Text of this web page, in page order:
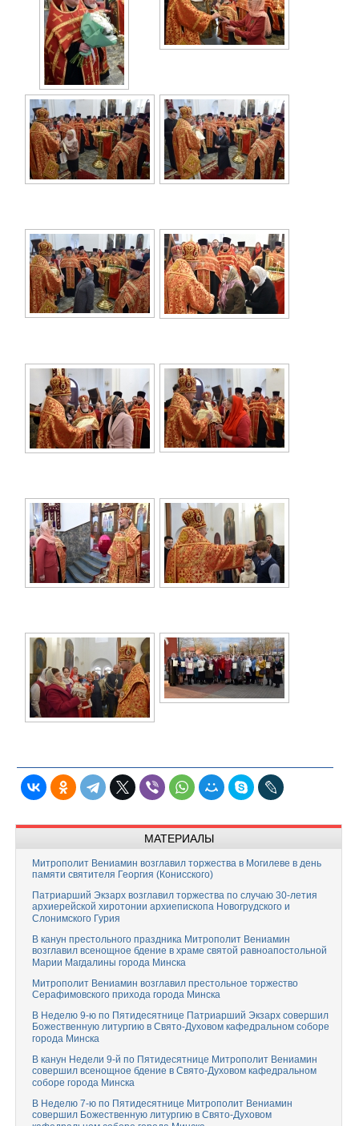
МАТЕРИАЛЫ
Митрополит Вениамин возглавил торжества в Могилеве в день
памяти святителя Георгия (Конисского)
Патриарший Экзарх возглавил торжества по случаю 30-летия
архиерейской хиротонии архиепископа Новогрудского и
Слонимского Гурия
В канун престольного праздника Митрополит Вениамин
возглавил всенощное бдение в храме святой равноапостольной
Марии Магдалины города Минска
Митрополит Вениамин возглавил престольное торжество
Серафимовского прихода города Минска
В Неделю 9-ю по Пятидесятнице Патриарший Экзарх совершил
Божественную литургию в Свято-Духовом кафедральном соборе
города Минска
В канун Недели 9-й по Пятидесятнице Митрополит Вениамин
совершил всенощное бдение в Свято-Духовом кафедральном
соборе города Минска
В Неделю 7-ю по Пятидесятнице Митрополит Вениамин
совершил Божественную литургию в Свято-Духовом